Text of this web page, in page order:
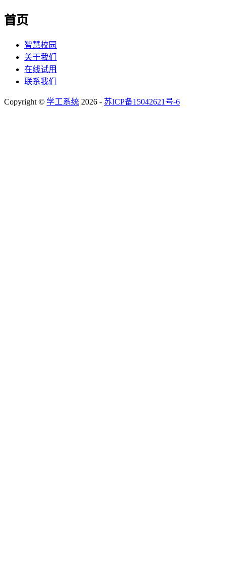
首页
智慧校园
关于我们
在线试用
联系我们
Copyright © 学工系统 2026 - 苏ICP备15042621号-6